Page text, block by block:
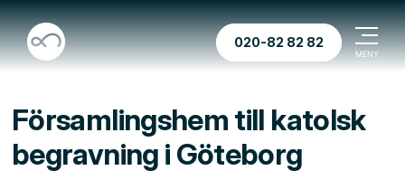
020-82 82 82
Församlingshem till katolsk
begravning i Göteborg